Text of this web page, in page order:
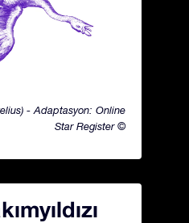
- Adaptasyon: Online
Star Register ©